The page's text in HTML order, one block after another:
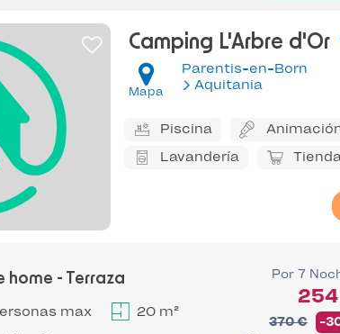
Camping L'Arbre d'Or
Mapa
Parentis-en-Born
Aquitania
Piscina
Lavandería
home - Terraza
max
20 m²
Por 7
370 € -